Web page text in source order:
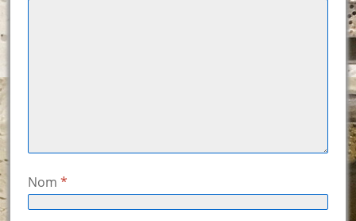
Nom *